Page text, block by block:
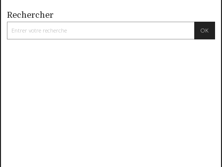
Rechercher